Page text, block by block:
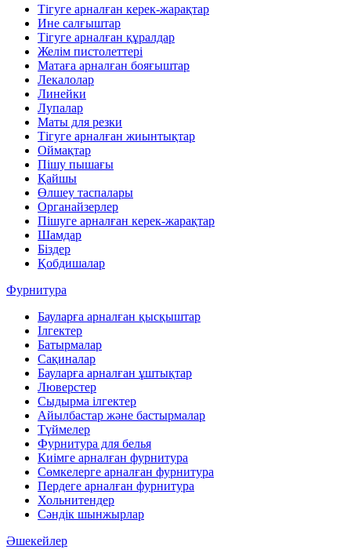
Тігуге арналған керек-жарақтар
Ине салғыштар
Тігуге арналған құралдар
Желім пистолеттері
Матаға арналған бояғыштар
Лекалолар
Линейки
Лупалар
Маты для резки
Тігуге арналған жиынтықтар
Оймақтар
Пішу пышағы
Қайшы
Өлшеу таспалары
Органайзерлер
Пішуге арналған керек-жарақтар
Шамдар
Біздер
Қобдишалар
Фурнитура
Бауларға арналған қысқыштар
Ілгектер
Батырмалар
Сақиналар
Бауларға арналған ұштықтар
Люверстер
Сыдырма ілгектер
Айылбастар және бастырмалар
Түймелер
Фурнитура для белья
Киімге арналған фурнитура
Сөмкелерге арналған фурнитура
Пердеге арналған фурнитура
Хольнитендер
Сәндік шынжырлар
Әшекейлер